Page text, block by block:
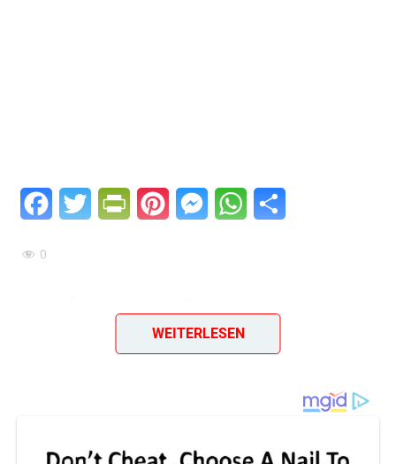
FacebookTwitter PrintFriendly
PinterestMessengerWhatsApp
0
Gurke, mit Käse
überbacken
Ein Rezept aus der ehemaligen DDR aus dem Jahr 1989
Dieses Rezept ist für 4 Personen, bei mehr oder weniger
WEITERLESEN